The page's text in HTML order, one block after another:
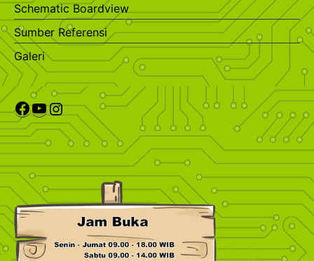
Schematic Boardview
Sumber Referensi
Galeri